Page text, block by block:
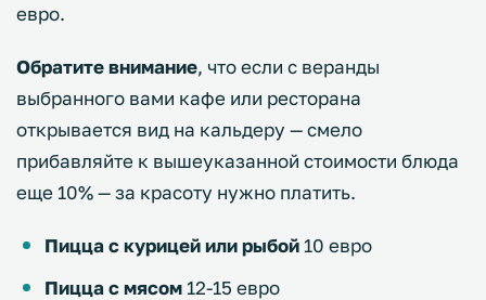
евро.
Обратите внимание, что если с веранды
выбранного вами кафе или ресторана
открывается вид на кальдеру — смело
прибавляйте к вышеуказанной стоимости блюда
еще 10% — за красоту нужно платить.
Пицца с курицей или рыбой 10 евро
Пицца с мясом 12-15 евро